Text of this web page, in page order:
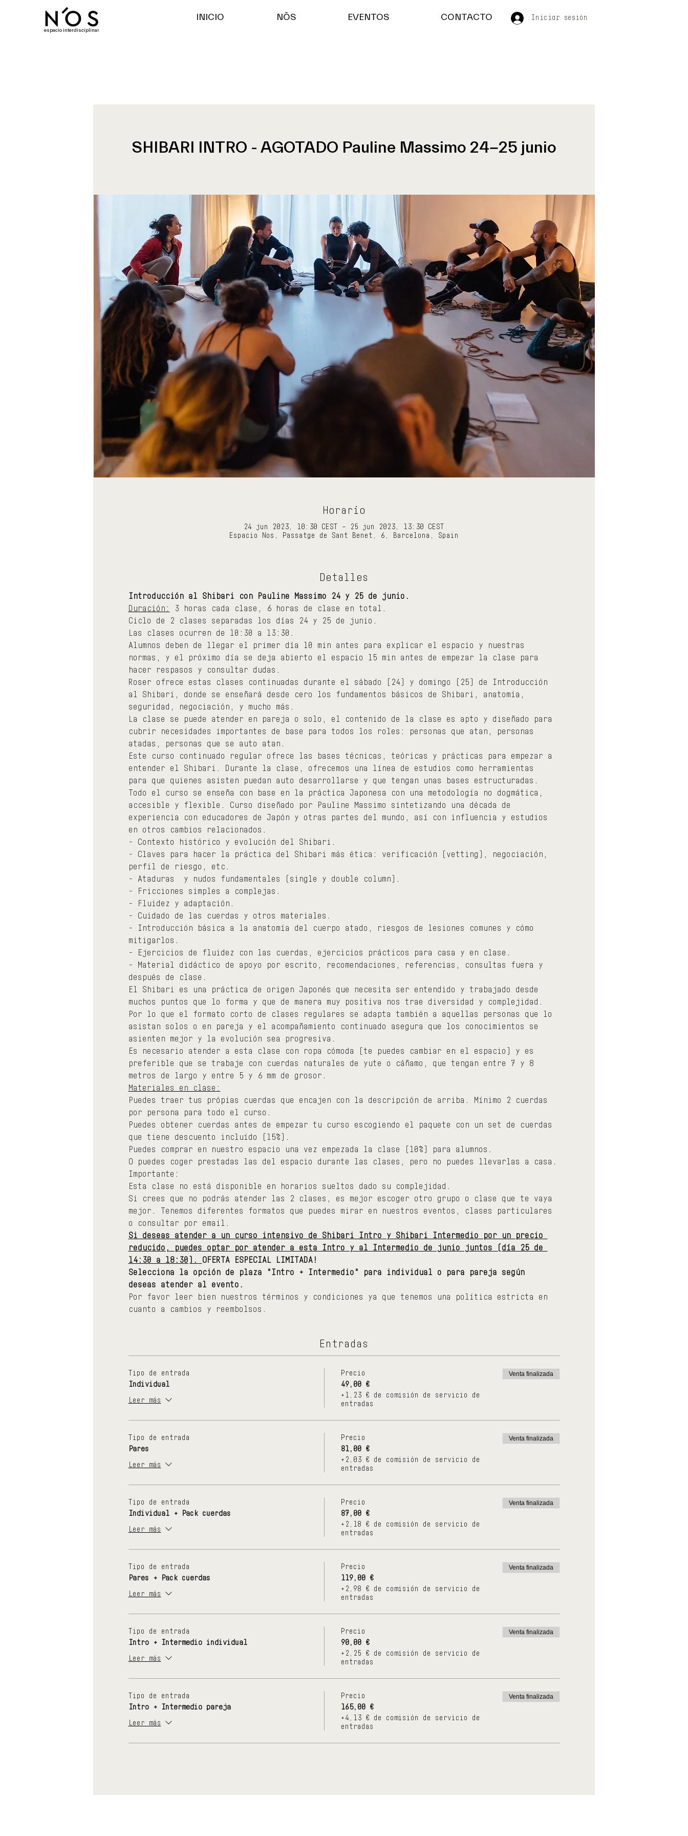
espacio interdisciplinar
INICIO NŌS EVENTOS CONTACTO Iniciar sesión
SHIBARI INTRO - AGOTADO Pauline Massimo 24-25 junio
Horario
24 jun 2023, 10:30 CEST – 25 jun 2023, 13:30 CEST
Espacio Nos, Passatge de Sant Benet, 6, Barcelona, Spain
Detalles
Introducción al Shibari con Pauline Massimo 24 y 25 de junio.
Duración:
3 horas cada clase, 6 horas de clase en total.
Ciclo de 2 clases separadas los días 24 y 25 de junio.
Las clases ocurren de 10:30 a 13:30.
Alumnos deben de llegar el primer día 10 min antes para explicar el espacio y nuestras
normas, y el próximo día se deja abierto el espacio 15 min antes de empezar la clase para
hacer respasos y consultar dudas.
Roser ofrece estas clases continuadas durante el sábado (24) y domingo (25) de Introducción
al Shibari, donde se enseñará desde cero los fundamentos básicos de Shibari, anatomía,
seguridad, negociación, y mucho más.
La clase se puede atender en pareja o solo, el contenido de la clase es apto y diseñado para
cubrir necesidades importantes de base para todos los roles: personas que atan, personas
atadas, personas que se auto atan.
Este curso continuado regular ofrece las bases técnicas, teóricas y prácticas para empezar a
entender el Shibari. Durante la clase, ofrecemos una línea de estudios como herramientas
para que quienes asisten puedan auto desarrollarse y que tengan unas bases estructuradas.
Todo el curso se enseña con base en la práctica Japonesa con una metodología no dogmática,
accesible y flexible. Curso diseñado por Pauline Massimo sintetizando una década de
experiencia con educadores de Japón y otras partes del mundo, así con influencia y estudios
en otros cambios relacionados.
- Contexto histórico y evolución del Shibari.
- Claves para hacer la práctica del Shibari más ética: verificación (vetting), negociación,
perfil de riesgo, etc.
- Ataduras  y nudos fundamentales (single y double column).
- Fricciones simples a complejas.
- Fluidez y adaptación.
- Cuidado de las cuerdas y otros materiales.
- Introducción básica a la anatomía del cuerpo atado, riesgos de lesiones comunes y cómo
mitigarlos.
- Ejercicios de fluidez con las cuerdas, ejercicios prácticos para casa y en clase.
- Material didáctico de apoyo por escrito, recomendaciones, referencias, consultas fuera y
después de clase.
El Shibari es una práctica de origen Japonés que necesita ser entendido y trabajado desde
muchos puntos que lo forma y que de manera muy positiva nos trae diversidad y complejidad.
Por lo que el formato corto de clases regulares se adapta también a aquellas personas que lo
asistan solos o en pareja y el acompañamiento continuado asegura que los conocimientos se
asienten mejor y la evolución sea progresiva.
Es necesario atender a esta clase con ropa cómoda (te puedes cambiar en el espacio) y es
preferible que se trabaje con cuerdas naturales de yute o cáñamo, que tengan entre 7 y 8
metros de largo y entre 5 y 6 mm de grosor.
Materiales en clase:
Puedes traer tus própias cuerdas que encajen con la descripción de arriba. Mínimo 2 cuerdas
por persona para todo el curso.
Puedes obtener cuerdas antes de empezar tu curso escogiendo el paquete con un set de cuerdas
que tiene descuento incluído (15%).
Puedes comprar en nuestro espacio una vez empezada la clase (10%) para alumnos.
O puedes coger prestadas las del espacio durante las clases, pero no puedes llevarlas a casa.
Importante:
Esta clase no está disponible en horarios sueltos dado su complejidad.
Si crees que no podrás atender las 2 clases, es mejor escoger otro grupo o clase que te vaya
mejor. Tenemos diferentes formatos que puedes mirar en nuestros eventos , clases particulares
o consultar por email.
Si deseas atender a un curso intensivo de Shibari Intro y Shibari Intermedio por un precio
reducido, puedes optar por atender a esta Intro y al Intermedio de junio juntos (día 25 de
14:30 a 18:30). OFERTA ESPECIAL LIMITADA!
Selecciona la opción de plaza "Intro + Intermedio" para individual o para pareja según
deseas atender al evento.
Por favor leer bien nuestros términos y condiciones ya que tenemos una política estricta en
cuanto a cambios y reembolsos.
Entradas
Tipo de entrada
Individual
Leer más
Precio
49,00 €
+1,23 € de comisión de servicio de
entradas
Venta finalizada
Tipo de entrada
Pares
Leer más
Precio
81,00 €
+2,03 € de comisión de servicio de
entradas
Venta finalizada
Tipo de entrada
Individual + Pack cuerdas
Leer más
Precio
87,00 €
+2,18 € de comisión de servicio de
entradas
Venta finalizada
Tipo de entrada
Pares + Pack cuerdas
Leer más
Precio
119,00 €
+2,98 € de comisión de servicio de
entradas
Venta finalizada
Tipo de entrada
Intro + Intermedio individual
Leer más
Precio
90,00 €
+2,25 € de comisión de servicio de
entradas
Venta finalizada
Tipo de entrada
Intro + Intermedio pareja
Leer más
Precio
165,00 €
+4,13 € de comisión de servicio de
entradas
Venta finalizada